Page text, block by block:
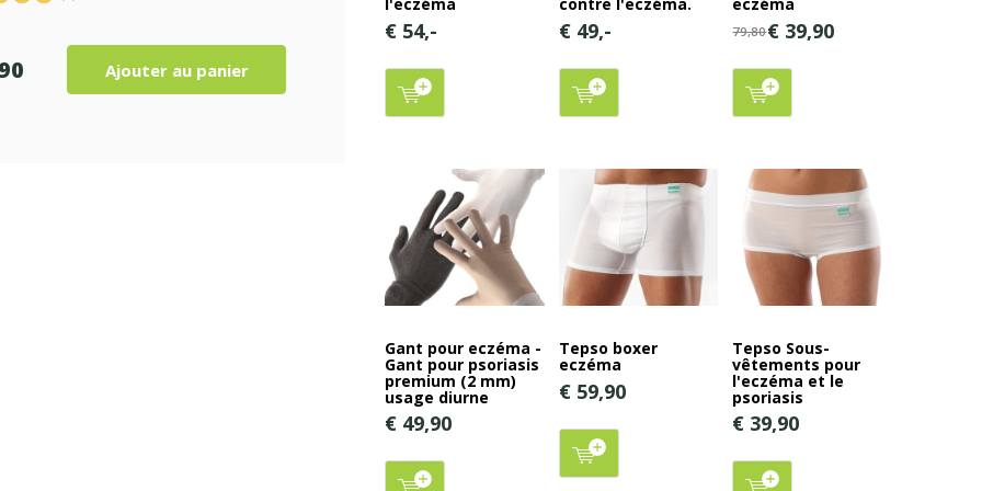
Ajouter au panier
€ 54,- € 49,- 79,80€ 39,90
Gant pour eczéma -
Gant pour psoriasis
premium (2 mm)
usage diurne
€ 49,90
Tepso boxer
eczéma
€ 59,90
Tepso Sous-
vêtements pour
l'eczéma et le
psoriasis
€ 39,90